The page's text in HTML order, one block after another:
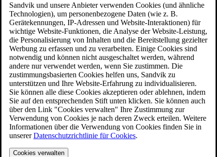
Sandvik und unsere Anbieter verwenden Cookies (und ähnliche
Technologien), um personenbezogene Daten (wie z. B.
Gerätekennungen, IP-Adressen und Website-Interaktionen) für
wichtige Website-Funktionen, die Analyse der Website-Leistung,
die Personalisierung von Inhalten und die Bereitstellung gezielter
Werbung zu erfassen und zu verarbeiten. Einige Cookies sind
notwendig und können nicht ausgeschaltet werden, während
andere nur verwendet werden, wenn Sie zustimmen. Die
zustimmungsbasierten Cookies helfen uns, Sandvik zu
unterstützen und Ihre Website-Erfahrung zu individualisieren.
Sie können alle diese Cookies akzeptieren oder ablehnen, indem
Sie auf den entsprechenden Stift unten klicken. Sie können auch
über den Link "Cookies verwalten" Ihre Zustimmung zur
Verwendung von Cookies je nach deren Zweck erteilen. Weitere
Informationen über die Verwendung von Cookies finden Sie in
unsererDatenschutzrichtlinie für Cookies.
Cookies verwalten